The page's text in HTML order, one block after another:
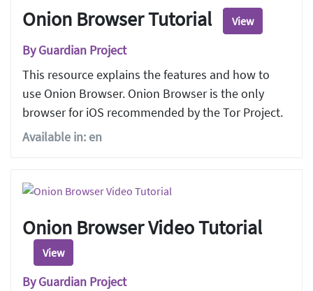
Onion Browser Tutorial View
By Guardian Project
This resource explains the features and how to
use Onion Browser. Onion Browser is the only
browser for iOS recommended by the Tor Project.
Available in: en
Onion Browser Video Tutorial
View
By Guardian Project